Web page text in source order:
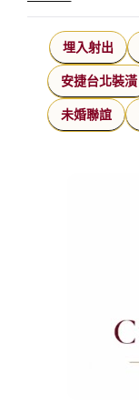
埋入射出
安捷台北裝潢
未婚聯誼